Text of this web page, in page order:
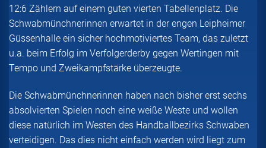
12:6 Zählern auf einem guten vierten Tabellenplatz. Die
Schwabmünchnerinnen erwartet in der engen Leipheimer
Güssenhalle ein sicher hochmotiviertes Team, das zuletzt
u.a. beim Erfolg im Verfolgerderby gegen Wertingen mit
Tempo und Zweikampfstärke überzeugte.
Die Schwabmünchnerinnen haben nach bisher erst sechs
absolvierten Spielen noch eine weiße Weste und wollen
diese natürlich im Westen des Handballbezirks Schwaben
verteidigen. Das dies nicht einfach werden wird liegt zum